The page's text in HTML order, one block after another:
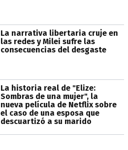
La narrativa libertaria cruje en
las redes y Milei sufre las
consecuencias del desgaste
La historia real de "Elize:
Sombras de una mujer", la
nueva película de Netflix sobre
el caso de una esposa que
descuartizó a su marido